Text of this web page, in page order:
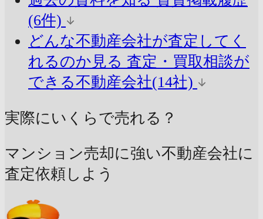
(6件)
どんな不動産会社が査定してく
れるのか見る 査定・買取相談が
できる不動産会社(14社)
実際にいくらで売れる？
マンション売却に強い不動産会社に
査定依頼しよう